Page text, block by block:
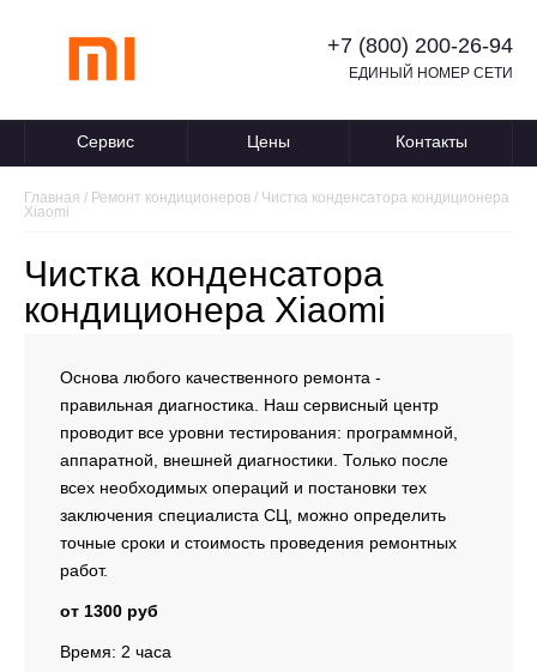
+7 (800) 200-26-94
ЕДИНЫЙ НОМЕР СЕТИ
Сервис Цены Контакты
Главная / Ремонт кондиционеров / Чистка конденсатора кондиционера
Xiaomi
Чистка конденсатора
кондиционера Xiaomi
Основа любого качественного ремонта -
правильная диагностика. Наш сервисный центр
проводит все уровни тестирования: программной,
аппаратной, внешней диагностики. Только после
всех необходимых операций и постановки тех
заключения специалиста СЦ, можно определить
точные сроки и стоимость проведения ремонтных
работ.
от 1300 руб
Время: 2 часа